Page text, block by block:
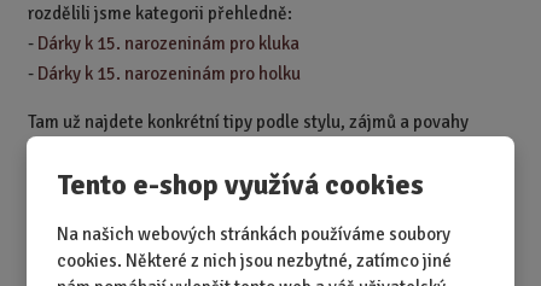
Tento e-shop využívá cookies
Na našich webových stránkách používáme soubory
cookies. Některé z nich jsou nezbytné, zatímco jiné
rozdělili jsme kategorii přehledně:
- Dárky k 15. narozeninám pro kluka
- Dárky k 15. narozeninám pro holku
Tam už najdete konkrétní tipy podle stylu, zájmů a povahy
oslavence. Ale jestli chcete univerzální jistotu, vězte jedno –
nejlepší dárek k 15. narozeninám je ten, který má srdce (a
Tak co říkáte, jedeme vybírat?